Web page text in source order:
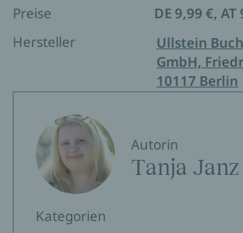
Preise
DE 9,99 €, AT
Hersteller
Ullstein
GmbH,
10117 Berlin
Autorin
Tanja Janz
Kategorien